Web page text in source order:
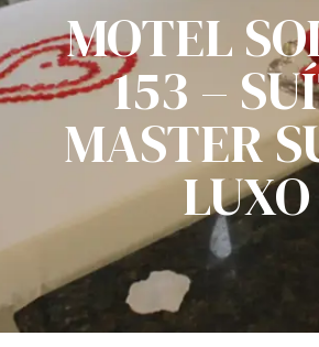
MOTEL
153 –
MASTER
LUXO